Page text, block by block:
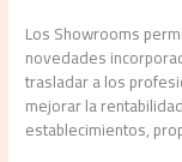
Los Showrooms
novedades
trasladar a los
mejorar la
establecimientos,